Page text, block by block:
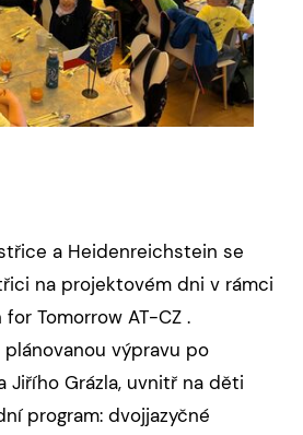
a Heidenreichstein se
na projektovém dni v rámci
Tomorrow AT-CZ .
výpravu po
Jiřího Grázla, uvnitř na děti
program: dvojjazyčné